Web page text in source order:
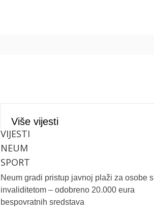
Više vijesti
VIJESTI
NEUM
SPORT
Neum gradi pristup javnoj plaži za osobe s
invaliditetom – odobreno 20.000 eura
bespovratnih sredstava